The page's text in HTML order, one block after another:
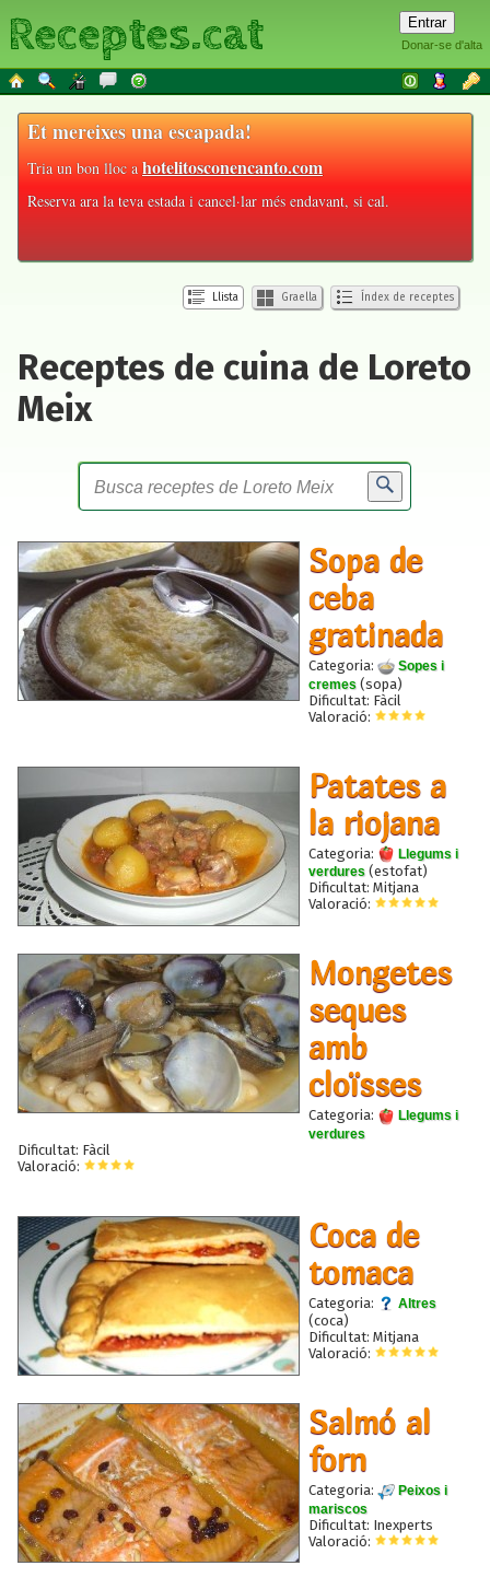
Donar-se d'alta
Receptes.cat
Et mereixes una escapada!
Tria un bon lloc ahotelitosconencanto.com
Reserva ara la teva estada i cancel·lar més endavant, si cal.
Llista Graella Índex de receptes
Receptes de cuina de Loreto
Meix
Sopa de
ceba
gratinada
Categoria:
Sopes i
cremes (sopa)
Dificultat: Fàcil
Valoració:
Patates a
la riojana
Categoria:
Llegums i
verdures (estofat)
Dificultat: Mitjana
Valoració:
Mongetes
seques
amb
cloïsses
Categoria:
Llegums i
verdures
Dificultat: Fàcil
Valoració:
Coca de
tomaca
Categoria: Altres
(coca)
Dificultat: Mitjana
Valoració:
Salmó al
forn
Categoria:
Peixos i
mariscos
Dificultat: Inexperts
Valoració: